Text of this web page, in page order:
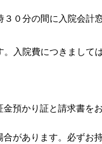
０分の間に入院会計
入院費につきまして
預かり証と請求書を
があります。必ずお